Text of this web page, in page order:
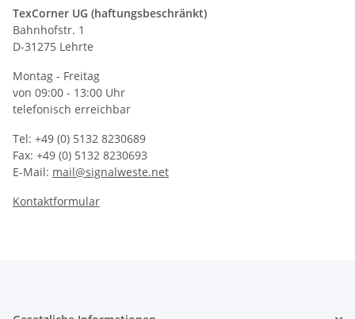
TexCorner UG (haftungsbeschränkt)
Bahnhofstr. 1
D-31275 Lehrte
Montag - Freitag
von 09:00 - 13:00 Uhr
telefonisch erreichbar
Tel: +49 (0) 5132 8230689
Fax: +49 (0) 5132 8230693
E-Mail: mail@signalweste.net
Kontaktformular